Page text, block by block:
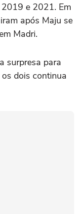
e 2021. Em
após Maju se
Madri.
surpresa para
dois continua